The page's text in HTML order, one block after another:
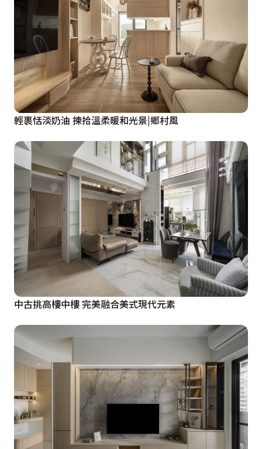
輕裹恬淡奶油 揀拾溫柔暖和光景|鄉村風
中古挑高樓中樓 完美融合美式現代元素